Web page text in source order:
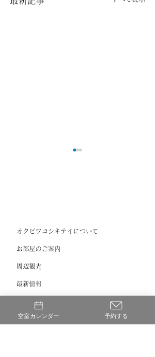
オクビワコシキテイについて
お部屋のご案内
​周辺観光
最新情報
お食事
アクセス
空室カレンダー 予約する